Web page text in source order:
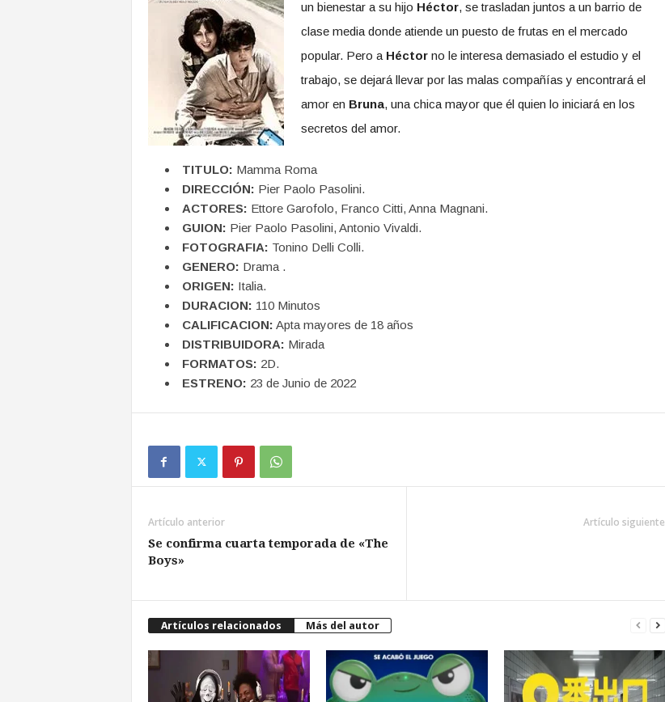
un bienestar a su hijo Héctor, se trasladan juntos a un barrio de
clase media donde atiende un puesto de frutas en el mercado
popular. Pero a Héctorno le interesa demasiado el estudio y el
trabajo, se dejará llevar por las malas compañías y encontrará el
amor en Bruna, una chica mayor que él quien lo iniciará en los
secretos del amor.
TITULO: Mamma Roma
DIRECCIÓN: Pier Paolo Pasolini.
ACTORES: Ettore Garofolo, Franco Citti, Anna Magnani.
GUION: Pier Paolo Pasolini, Antonio Vivaldi.
FOTOGRAFIA: Tonino Delli Colli.
GENERO: Drama .
ORIGEN: Italia.
DURACION: 110 Minutos
CALIFICACION: Apta mayores de 18 años
DISTRIBUIDORA: Mirada
FORMATOS: 2D.
ESTRENO: 23 de Junio de 2022
Artículo anterior
Se confirma cuarta temporada de «The
Boys»
Artículo siguiente
Artículos relacionados Más del autor